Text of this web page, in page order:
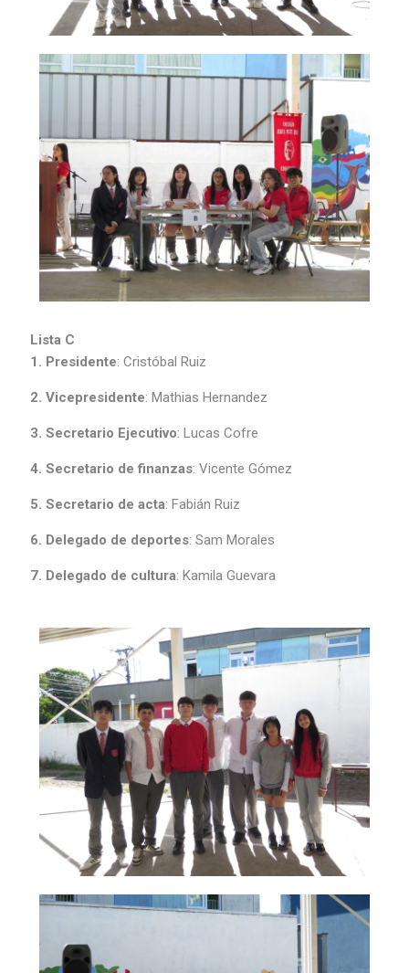
Lista C
1. Presidente: Cristóbal Ruiz
2. Vicepresidente: Mathias Hernandez
3. Secretario Ejecutivo: Lucas Cofre
4. Secretario de finanzas: Vicente Gómez
5. Secretario de acta: Fabián Ruiz
6. Delegado de deportes: Sam Morales
7. Delegado de cultura: Kamila Guevara